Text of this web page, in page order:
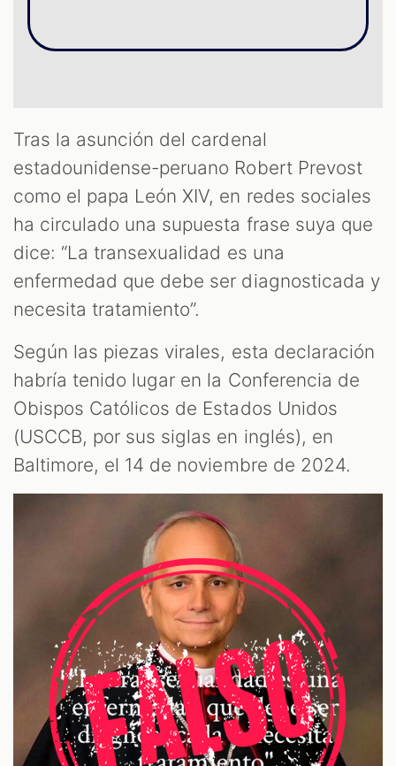
Tras la asunción del cardenal
estadounidense-peruano Robert Prevost
como el papa León XIV, en redes sociales
ha circulado una supuesta frase suya que
dice: “La transexualidad es una
enfermedad que debe ser diagnosticada y
necesita tratamiento”.
Según las piezas virales, esta declaración
habría tenido lugar en la Conferencia de
Obispos Católicos de Estados Unidos
(USCCB, por sus siglas en inglés), en
Baltimore, el 14 de noviembre de 2024.